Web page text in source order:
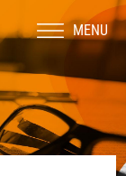
MENU